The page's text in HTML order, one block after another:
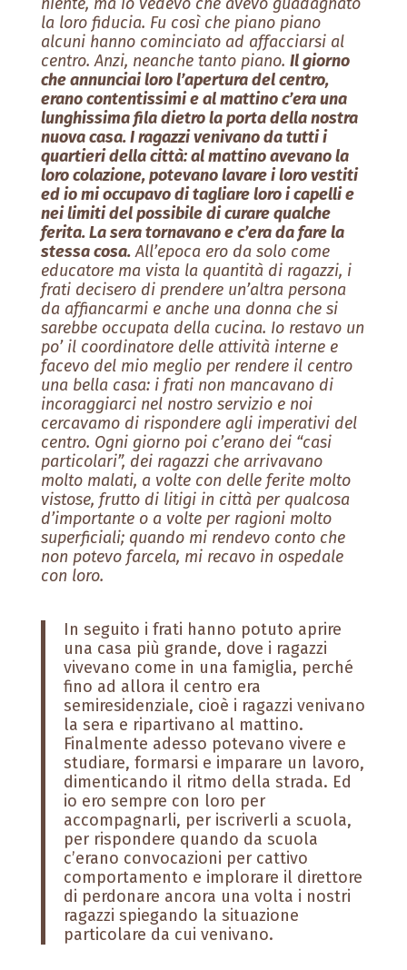
la loro fiducia. Fu così che piano piano
alcuni hanno cominciato ad affacciarsi al
centro. Anzi, neanche tanto piano. Il giorno
che annunciai loro l’apertura del centro,
erano contentissimi e al mattino c’era una
lunghissima fila dietro la porta della nostra
nuova casa. I ragazzi venivano da tutti i
quartieri della città: al mattino avevano la
loro colazione, potevano lavare i loro vestiti
ed io mi occupavo di tagliare loro i capelli e
nei limiti del possibile di curare qualche
ferita. La sera tornavano e c’era da fare la
stessa cosa.All’epoca ero da solo come
educatore ma vista la quantità di ragazzi, i
frati decisero di prendere un’altra persona
da affiancarmi e anche una donna che si
sarebbe occupata della cucina. Io restavo un
po’ il coordinatore delle attività interne e
facevo del mio meglio per rendere il centro
una bella casa: i frati non mancavano di
incoraggiarci nel nostro servizio e noi
cercavamo di rispondere agli imperativi del
centro. Ogni giorno poi c’erano dei “casi
particolari”, dei ragazzi che arrivavano
molto malati, a volte con delle ferite molto
vistose, frutto di litigi in città per qualcosa
d’importante o a volte per ragioni molto
superficiali; quando mi rendevo conto che
non potevo farcela, mi recavo in ospedale
con loro.
In seguito i frati hanno potuto aprire
una casa più grande, dove i ragazzi
vivevano come in una famiglia, perché
fino ad allora il centro era
semiresidenziale, cioè i ragazzi venivano
la sera e ripartivano al mattino.
Finalmente adesso potevano vivere e
studiare, formarsi e imparare un lavoro,
dimenticando il ritmo della strada. Ed
io ero sempre con loro per
accompagnarli, per iscriverli a scuola,
per rispondere quando da scuola
c’erano convocazioni per cattivo
comportamento e implorare il direttore
di perdonare ancora una volta i nostri
ragazzi spiegando la situazione
particolare da cui venivano.